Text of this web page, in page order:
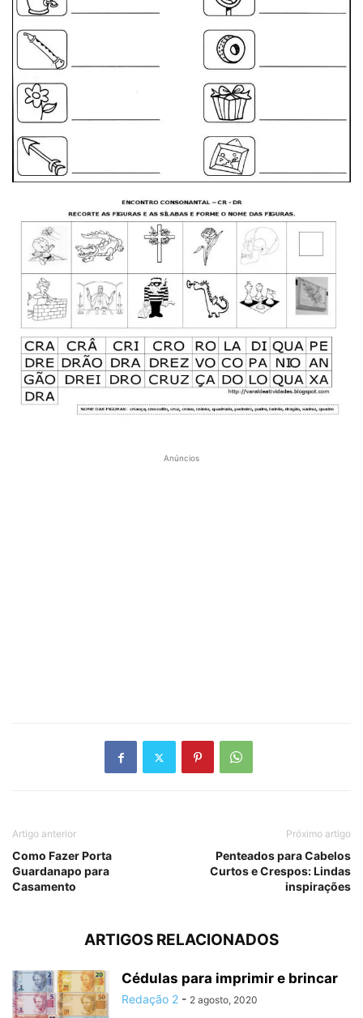
Anúncios
Artigo anterior
Como Fazer Porta
Guardanapo para
Casamento
Próximo artigo
Penteados para Cabelos
Curtos e Crespos: Lindas
inspirações
ARTIGOS RELACIONADOS
Cédulas para imprimir e brincar
Redação 2 - 2 agosto, 2020